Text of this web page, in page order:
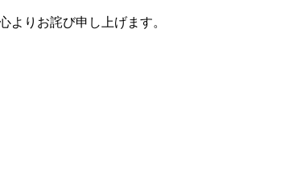
よりお詫び申し上げます。